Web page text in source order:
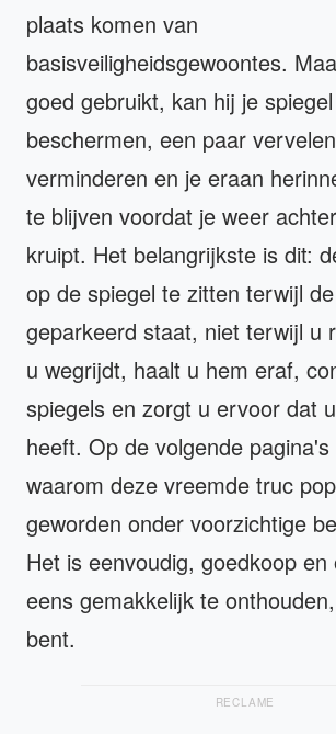
plaats komen van
basisveiligheidsgewoontes.
goed gebruikt, kan hij je spiegel
beschermen, een paar
verminderen en je eraan
te blijven voordat je weer
kruipt. Het belangrijkste is dit:
op de spiegel te zitten terwijl
geparkeerd staat, niet terwijl u
u wegrijdt, haalt u hem eraf,
spiegels en zorgt u ervoor dat
heeft. Op de volgende
waarom deze vreemde truc
geworden onder voorzichtige
Het is eenvoudig, goedkoop en
eens gemakkelijk te
bent.
RECLAME